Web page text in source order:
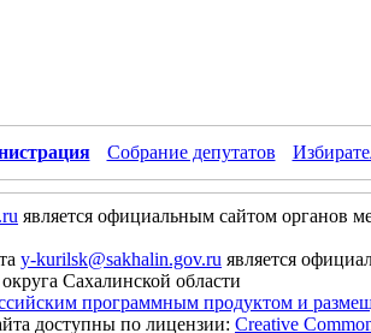
Собрание депутатов
является официальным сайтом органов
y-kurilsk@sakhalin.gov.ru является
Сахалинской области
программным продуктом и
доступны по лицензии: Creative